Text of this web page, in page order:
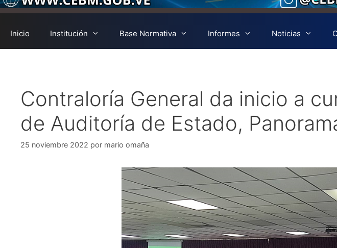
Inicio Institución Base Normativa Informes Noticias
Contraloría General da inicio a
de Auditoría de Estado,
25 noviembre 2022 por mario omaña